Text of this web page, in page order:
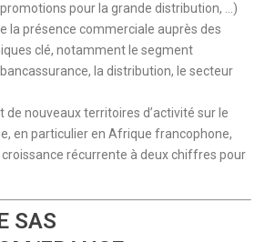
pour la grande distribution, …)
la présence commerciale auprès des
clé, notamment le segment
la distribution, le secteur
de nouveaux territoires d’activité sur le
en particulier en Afrique francophone,
croissance récurrente à deux chiffres pour
SAS